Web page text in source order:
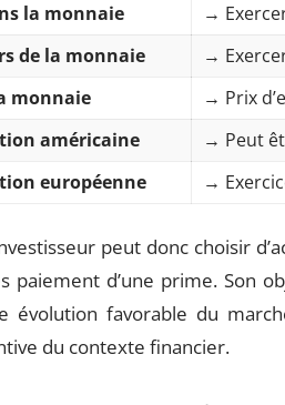
la monnaie
→
de la monnaie
→
monnaie
→ Prix
américaine
→ Peut
européenne
→
peut donc choisir
paiement d’une prime. Son
évolution favorable du
du contexte financier.